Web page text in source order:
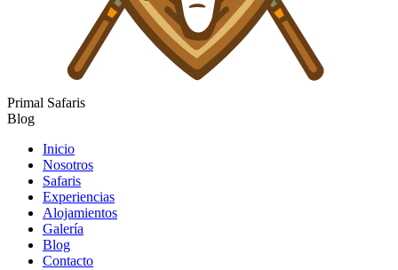
Primal Safaris
Blog
Inicio
Nosotros
Safaris
Experiencias
Alojamientos
Galería
Blog
Contacto